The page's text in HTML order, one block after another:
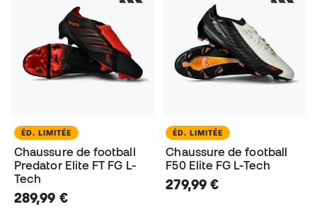
ÉD. LIMITÉE
Chaussure de football
Predator Elite FT FG L-
Tech
289,99 €
ÉD. LIMITÉE
Chaussure de football
F50 Elite FG L-Tech
279,99 €